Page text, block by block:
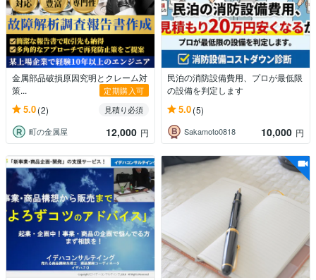
金属部品破損原因究明とクレーム対
策...
定期購入可
5.0(2)
見積り必須
町の金属屋
12,000 円
民泊の消防設備費用、プロが最低限
の設備を判定します
5.0(5)
Sakamoto0818 10,000 円